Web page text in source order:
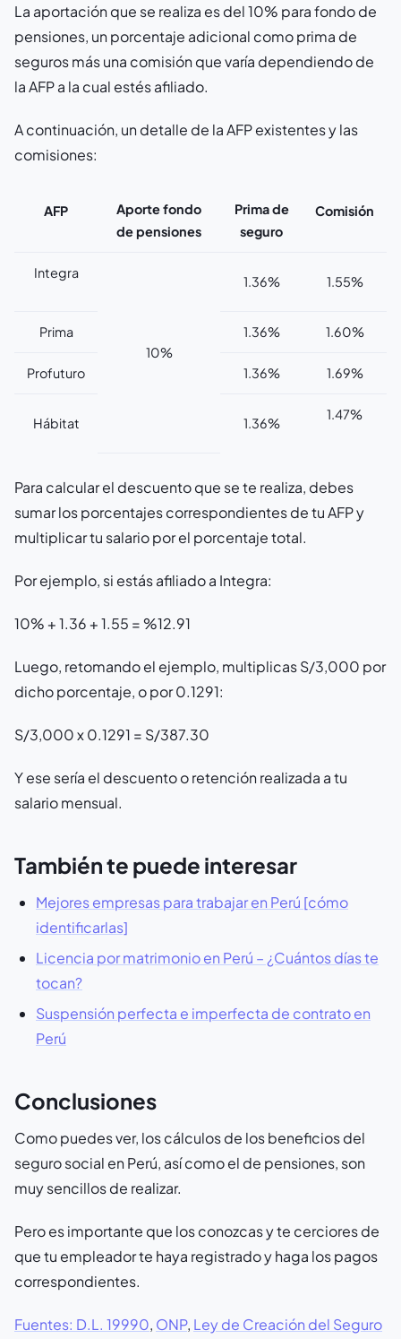
La aportación que se realiza es del 10% para fondo de
pensiones, un porcentaje adicional como prima de
seguros más una comisión que varía dependiendo de
la AFP a la cual estés afiliado.
A continuación, un detalle de la AFP existentes y las
comisiones:
AFP
Aporte fondo
de pensiones
Prima de
seguro
Comisión
Integra
10%
1.36% 1.55%
Prima 1.36% 1.60%
Profuturo 1.36% 1.69%
Hábitat 1.36%
1.47%
Para calcular el descuento que se te realiza, debes
sumar los porcentajes correspondientes de tu AFP y
multiplicar tu salario por el porcentaje total.
Por ejemplo, si estás afiliado a Integra:
10% + 1.36 + 1.55 = %12.91
Luego, retomando el ejemplo, multiplicas S/3,000 por
dicho porcentaje, o por 0.1291:
S/3,000 x 0.1291 = S/387.30
Y ese sería el descuento o retención realizada a tu
salario mensual.
También te puede interesar
Mejores empresas para trabajar en Perú [cómo
identificarlas]
Licencia por matrimonio en Perú – ¿Cuántos días te
tocan?
Suspensión perfecta e imperfecta de contrato en
Perú
Conclusiones
Como puedes ver, los cálculos de los beneficios del
seguro social en Perú, así como el de pensiones, son
muy sencillos de realizar.
Pero es importante que los conozcas y te cerciores de
que tu empleador te haya registrado y haga los pagos
correspondientes.
Fuentes: D.L. 19990, ONP, Ley de Creación del Seguro